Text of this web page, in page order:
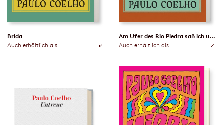
Brida
Auch erhältlich als
Am Ufer des Rio Piedra saß ich und weinte
Auch erhältlich als